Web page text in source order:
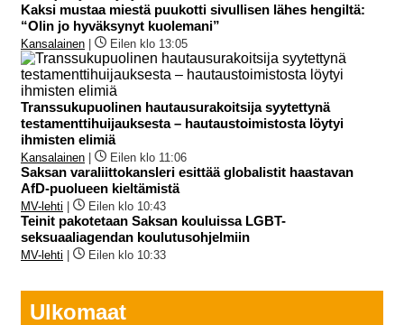
Kaksi mustaa miestä puukotti sivullisen lähes hengiltä:
“Olin jo hyväksynyt kuolemani”
Kansalainen | Eilen klo 13:05
Transsukupuolinen hautausurakoitsija syytettynä
testamenttihuijauksesta – hautaustoimistosta löytyi
ihmisten elimiä
Kansalainen | Eilen klo 11:06
Saksan varaliittokansleri esittää globalistit haastavan
AfD-puolueen kieltämistä
MV-lehti | Eilen klo 10:43
Teinit pakotetaan Saksan kouluissa LGBT-
seksuaaliagendan koulutusohjelmiin
MV-lehti | Eilen klo 10:33
Ulkomaat